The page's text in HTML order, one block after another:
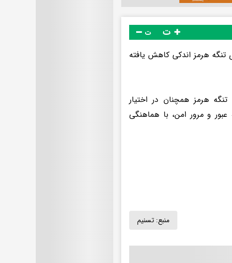
ت
تنگه هرمز اندکی کاهش یافته
تنگه هرمز همچنان در اختیار
و مرور امن، با هماهنگی
منبع: تسنیم